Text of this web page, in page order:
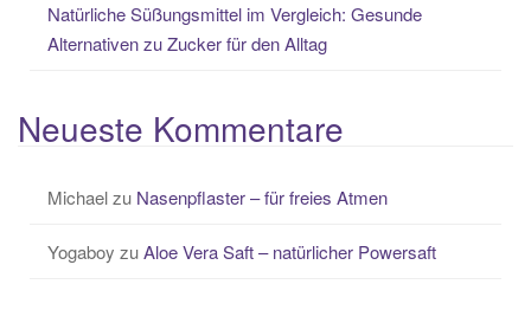
Natürliche Süßungsmittel im Vergleich: Gesunde
Alternativen zu Zucker für den Alltag
Neueste Kommentare
Michaelzu Nasenpflaster – für freies Atmen
Yogaboy zuAloe Vera Saft – natürlicher Powersaft